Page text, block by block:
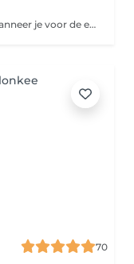
First Visit SkinGym Boek deze afspraak wanneer je voor de eerste keer een SkinGym bij ons ondergaat. Tijdens deze eerste afspraak nemen we extra tijd om jouw huid goed te analyseren, jouw wensen en doelen te bespreken en alle SkinGym-opties duidelijk aan je uit te leggen. Zo kunnen we samen bepalen welke behandeling en technieken het beste passen bij jouw huidconditie en het resultaat dat jij wilt bereiken. Deze first visit is belangrijk om jouw behandeling direct goed af te stemmen en het maximale uit jouw SkinGym te halen. Wil je Buccal toevoegen? Dat kan direct via Extras, of geef het tijdens de intake aan.
70